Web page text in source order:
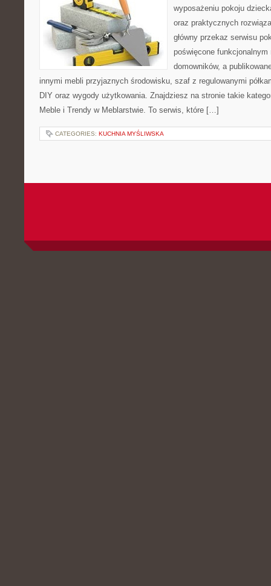
wyposażeniu pokoju
oraz praktycznych
główny przekaz serwisu
poświęcone
domowników, a
innymi mebli przyjaznych środowisku, szaf z regulowanymi
DIY oraz wygody użytkowania. Znajdziesz na stronie takie
Meble i Trendy w Meblarstwie. To serwis, które […]
CATEGORIES: KUCHNIA MYŚLIWSKA